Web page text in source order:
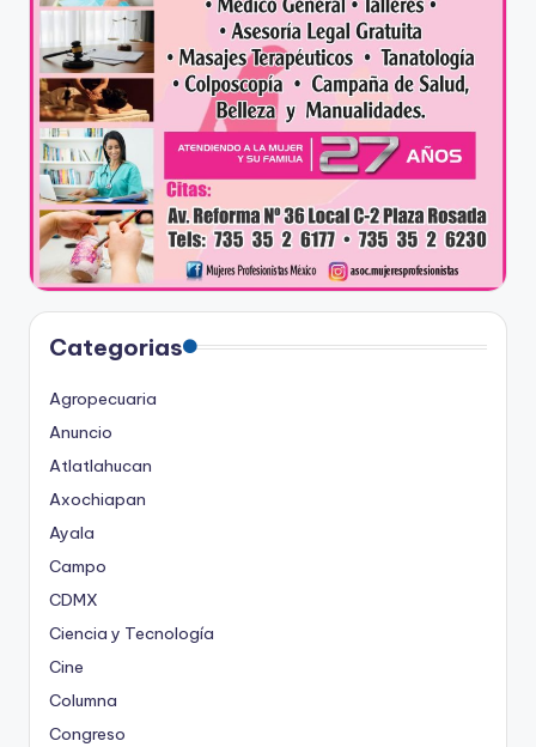
Categorias
Agropecuaria
Anuncio
Atlatlahucan
Axochiapan
Ayala
Campo
CDMX
Ciencia y Tecnología
Cine
Columna
Congreso